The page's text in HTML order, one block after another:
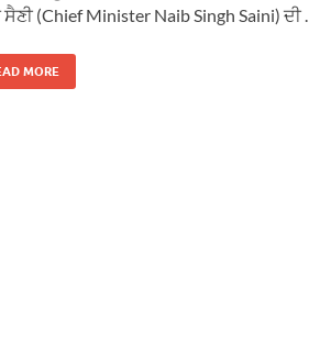
(Chief Minister Naib Singh Saini) ਦੀ …
MORE